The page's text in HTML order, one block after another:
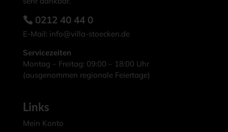
0212 40 44 0
E-Mail: info@villa-stoecken.de
Servicezeiten
Montag – Freitag: 09:00 – 18:00 Uhr
(ausgenommen regionale Feiertage)
Links
Mein Konto